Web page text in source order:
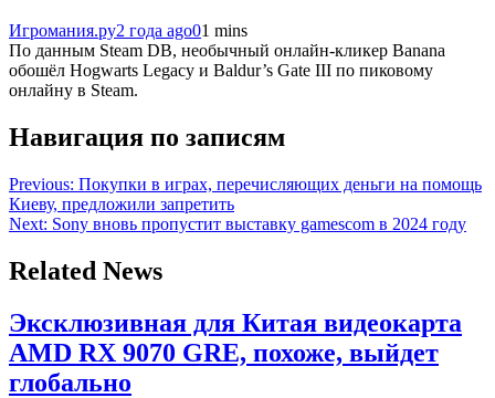
Игромания.ру2 года ago01 mins
По данным Steam DB, необычный онлайн-кликер Banana
обошёл Hogwarts Legacy и Baldur’s Gate III по пиковому
онлайну в Steam.
Навигация по записям
Previous: Покупки в играх, перечисляющих деньги на помощь
Киеву, предложили запретить
Next: Sony вновь пропустит выставку gamescom в 2024 году
Related News
Эксклюзивная для Китая видеокарта
AMD RX 9070 GRE, похоже, выйдет
глобально